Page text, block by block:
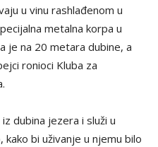
u vinu rashlađenom u
metalna korpa u
je na 20 metara dubine, a
ronioci Kluba za
dubina jezera i služi u
bi uživanje u njemu bilo